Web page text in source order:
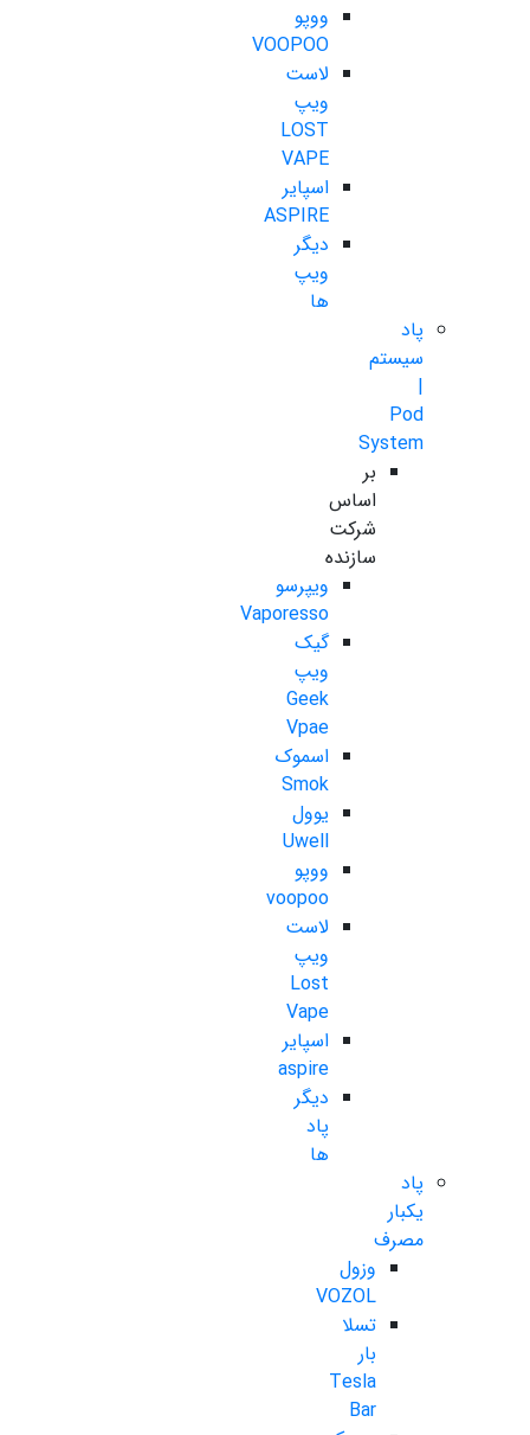
ووپو
VOOPOO
لاست
ویپ
LOST
VAPE
اسپایر
ASPIRE
دیگر
ویپ
ها
پاد
سیستم
|
Pod
System
بر
اساس
شرکت
سازنده
ویپرسو
Vaporesso
گیک
ویپ
Geek
Vpae
اسموک
Smok
یوول
Uwell
ووپو
voopoo
لاست
ویپ
Lost
Vape
اسپایر
aspire
دیگر
پاد
ها
پاد
یکبار
مصرف
وزول
VOZOL
تسلا
بار
Tesla
Bar